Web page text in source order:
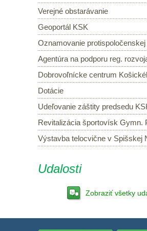
Verejné obstarávanie
Geoportál KSK
Oznamovanie
Agentúra na podporu reg.
Dobrovoľnícke centrum
Dotácie
Udeľovanie záštity predsedu
Revitalizácia športovísk Gymn.
Výstavba telocvične v Spišskej
Udalosti
Zobraziť všetky